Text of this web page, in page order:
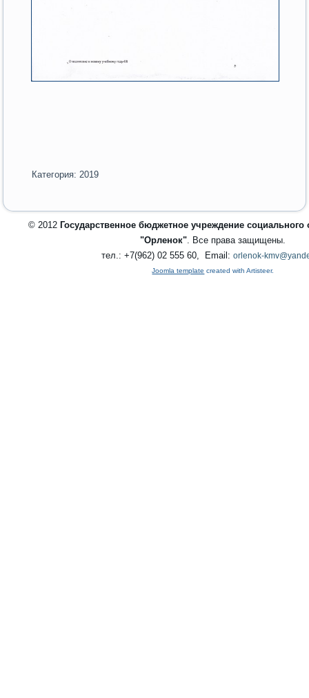
Категория:2019
© 2012 Государственное бюджетное учреждение
"Орленок" . Все права защищены.
тел.: +7(962) 02 555 60, Email: orlenok-
Joomla template created with Artisteer.